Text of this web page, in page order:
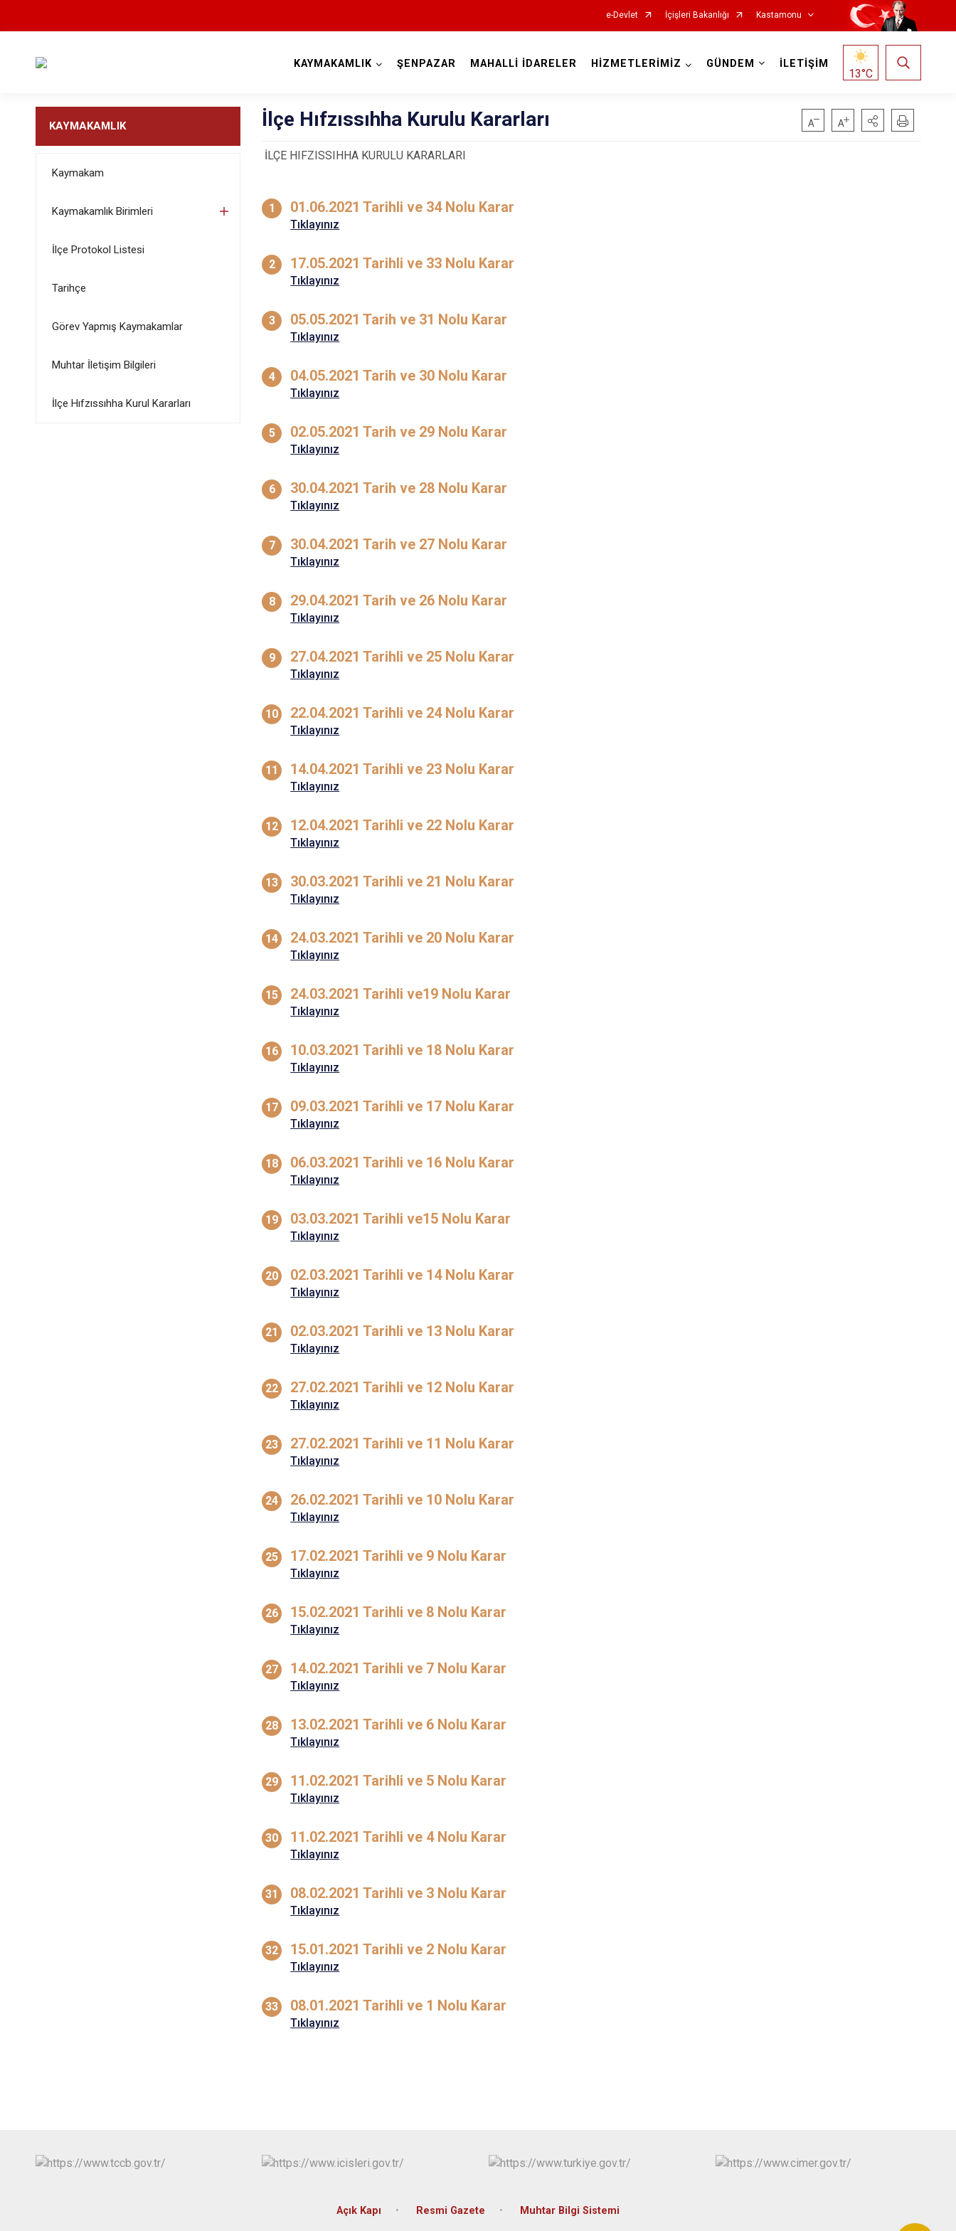
e-Devlet İçişleri Bakanlığı Kastamonu
KAYMAKAMLIK ŞENPAZAR MAHALLİ İDARELER HİZMETLERİMİZ GÜNDEM İLETİŞİM
13°C
KAYMAKAMLIK
Kaymakam
Kaymakamlık Birimleri
İlçe Protokol Listesi
Tarihçe
Görev Yapmış Kaymakamlar
Muhtar İletişim Bilgileri
İlçe Hıfzıssıhha Kurul Kararları
İlçe Hıfzıssıhha Kurulu Kararları
İLÇE HIFZISSIHHA KURULU KARARLARI
01.06.2021 Tarihli ve 34 Nolu Karar
Tıklayınız
17.05.2021 Tarihli ve 33 Nolu Karar
Tıklayınız
05.05.2021 Tarih ve 31 Nolu Karar
Tıklayınız
04.05.2021 Tarih ve 30 Nolu Karar
Tıklayınız
02.05.2021 Tarih ve 29 Nolu Karar
Tıklayınız
30.04.2021 Tarih ve 28 Nolu Karar
Tıklayınız
30.04.2021 Tarih ve 27 Nolu Karar
Tıklayınız
29.04.2021 Tarih ve 26 Nolu Karar
Tıklayınız
27.04.2021 Tarihli ve 25 Nolu Karar
Tıklayınız
22.04.2021 Tarihli ve 24 Nolu Karar
Tıklayınız
14.04.2021 Tarihli ve 23 Nolu Karar
Tıklayınız
12.04.2021 Tarihli ve 22 Nolu Karar
Tıklayınız
30.03.2021 Tarihli ve 21 Nolu Karar
Tıklayınız
24.03.2021 Tarihli ve 20 Nolu Karar
Tıklayınız
24.03.2021 Tarihli ve19 Nolu Karar
Tıklayınız
10.03.2021 Tarihli ve 18 Nolu Karar
Tıklayınız
09.03.2021 Tarihli ve 17 Nolu Karar
Tıklayınız
06.03.2021 Tarihli ve 16 Nolu Karar
Tıklayınız
03.03.2021 Tarihli ve15 Nolu Karar
Tıklayınız
02.03.2021 Tarihli ve 14 Nolu Karar
Tıklayınız
02.03.2021 Tarihli ve 13 Nolu Karar
Tıklayınız
27.02.2021 Tarihli ve 12 Nolu Karar
Tıklayınız
27.02.2021 Tarihli ve 11 Nolu Karar
Tıklayınız
26.02.2021 Tarihli ve 10 Nolu Karar
Tıklayınız
17.02.2021 Tarihli ve 9 Nolu Karar
Tıklayınız
15.02.2021 Tarihli ve 8 Nolu Karar
Tıklayınız
14.02.2021 Tarihli ve 7 Nolu Karar
Tıklayınız
13.02.2021 Tarihli ve 6 Nolu Karar
Tıklayınız
11.02.2021 Tarihli ve 5 Nolu Karar
Tıklayınız
11.02.2021 Tarihli ve 4 Nolu Karar
Tıklayınız
08.02.2021 Tarihli ve 3 Nolu Karar
Tıklayınız
15.01.2021 Tarihli ve 2 Nolu Karar
Tıklayınız
08.01.2021 Tarihli ve 1 Nolu Karar
Tıklayınız
Açık Kapı Resmi Gazete Muhtar Bilgi Sistemi